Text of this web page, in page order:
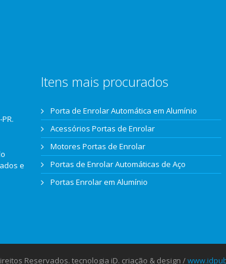
e
Itens mais procurados
Porta de Enrolar Automática em Alumínio
Acessórios Portas de Enrolar
Motores Portas de Enrolar
Portas de Enrolar Automáticas de Aço
Portas Enrolar em Alumínio
Reservados. tecnologia iD. criação & design /